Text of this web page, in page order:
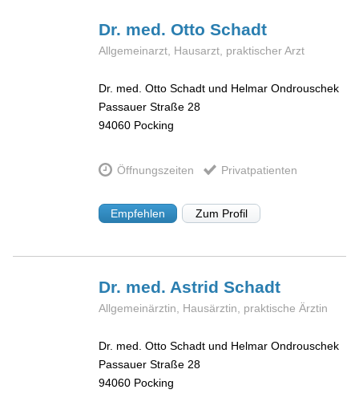
Dr. med. OttoSchadt
Allgemeinarzt, Hausarzt, praktischer Arzt
Dr. med. Otto Schadt und Helmar Ondrouschek
Passauer Straße 28
94060 Pocking
Öffnungszeiten Privatpatienten
Empfehlen Zum Profil
Dr. med. AstridSchadt
Allgemeinärztin, Hausärztin, praktische Ärztin
Dr. med. Otto Schadt und Helmar Ondrouschek
Passauer Straße 28
94060 Pocking